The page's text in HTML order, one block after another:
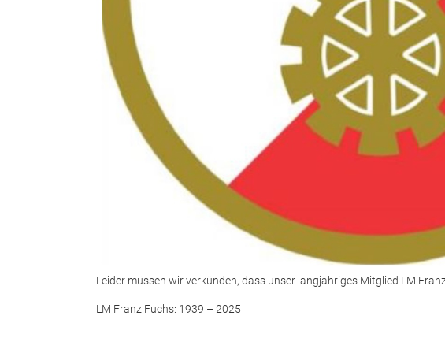
Leider müssen wir verkünden, dass unser langjähriges Mitglied LM
LM Franz Fuchs: 1939 – 2025